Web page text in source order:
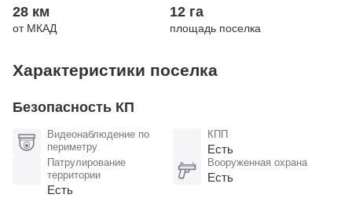
28 км
от МКАД
12 га
площадь поселка
Характеристики поселка
Безопасность КП
Видеонаблюдение по
периметру
КПП
Есть
Патрулирование
территории
Есть
Вооруженная охрана
Есть